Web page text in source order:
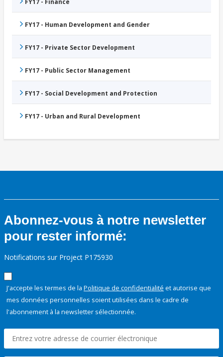
FY17 - Finance
FY17 - Human Development and Gender
FY17 - Private Sector Development
FY17 - Public Sector Management
FY17 - Social Development and Protection
FY17 - Urban and Rural Development
Abonnez-vous à notre newsletter
pour rester informé:
Notifications sur Project P175930
J'accepte les termes de la Politique de confidentialité et autorise que
mes données personnelles soient utilisées dans le cadre de
l'abonnement à la newsletter sélectionnée.